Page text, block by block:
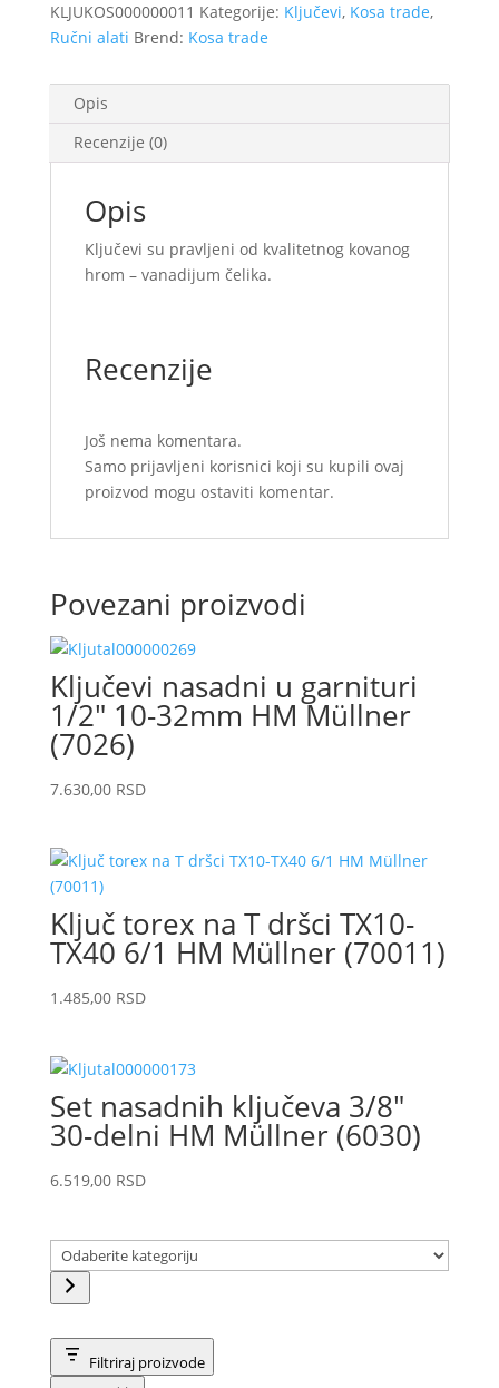
KLJUKOS000000011 Kategorije: Ključevi, Kosa trade,
Ručni alati Brend: Kosa trade
Opis
Recenzije (0)
Opis
Ključevi su pravljeni od kvalitetnog kovanog
hrom – vanadijum čelika.
Recenzije
Još nema komentara.
Samo prijavljeni korisnici koji su kupili ovaj
proizvod mogu ostaviti komentar.
Povezani proizvodi
Ključevi nasadni u garnituri
1/2″ 10-32mm HM Müllner
(7026)
7.630,00 RSD
Ključ torex na T dršci TX10-
TX40 6/1 HM Müllner (70011)
1.485,00 RSD
Set nasadnih ključeva 3/8″
30-delni HM Müllner (6030)
6.519,00 RSD
Odaberite
kategoriju
Filtriraj proizvode